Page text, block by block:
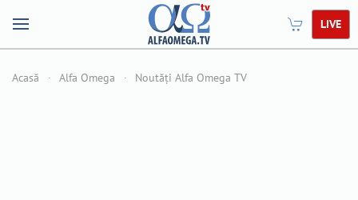
LIVE
Acasă Alfa Omega Noutăți Alfa Omega TV